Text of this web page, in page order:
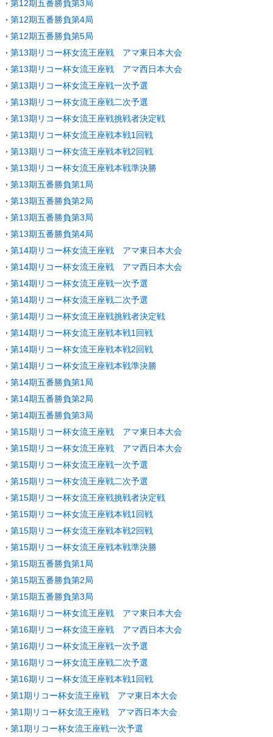
第12期五番勝負第3局
第12期五番勝負第4局
第12期五番勝負第5局
第13期リコー杯女流王座戦 アマ東日本大会
第13期リコー杯女流王座戦 アマ西日本大会
第13期リコー杯女流王座戦一次予選
第13期リコー杯女流王座戦二次予選
第13期リコー杯女流王座戦挑戦者決定戦
第13期リコー杯女流王座戦本戦1回戦
第13期リコー杯女流王座戦本戦2回戦
第13期リコー杯女流王座戦本戦準決勝
第13期五番勝負第1局
第13期五番勝負第2局
第13期五番勝負第3局
第13期五番勝負第4局
第14期リコー杯女流王座戦 アマ東日本大会
第14期リコー杯女流王座戦 アマ西日本大会
第14期リコー杯女流王座戦一次予選
第14期リコー杯女流王座戦二次予選
第14期リコー杯女流王座戦挑戦者決定戦
第14期リコー杯女流王座戦本戦1回戦
第14期リコー杯女流王座戦本戦2回戦
第14期リコー杯女流王座戦本戦準決勝
第14期五番勝負第1局
第14期五番勝負第2局
第14期五番勝負第3局
第15期リコー杯女流王座戦 アマ東日本大会
第15期リコー杯女流王座戦 アマ西日本大会
第15期リコー杯女流王座戦一次予選
第15期リコー杯女流王座戦二次予選
第15期リコー杯女流王座戦挑戦者決定戦
第15期リコー杯女流王座戦本戦1回戦
第15期リコー杯女流王座戦本戦2回戦
第15期リコー杯女流王座戦本戦準決勝
第15期五番勝負第1局
第15期五番勝負第2局
第15期五番勝負第3局
第16期リコー杯女流王座戦 アマ東日本大会
第16期リコー杯女流王座戦 アマ西日本大会
第16期リコー杯女流王座戦一次予選
第16期リコー杯女流王座戦二次予選
第16期リコー杯女流王座戦本戦1回戦
第1期リコー杯女流王座戦 アマ東日本大会
第1期リコー杯女流王座戦 アマ西日本大会
第1期リコー杯女流王座戦一次予選